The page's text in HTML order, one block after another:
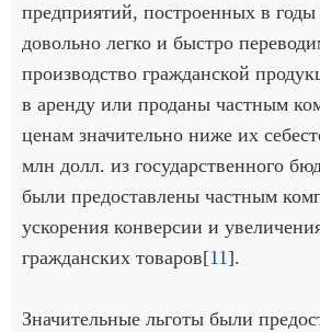
предприятий, построенных в
довольно легко и быстро
производство гражданской
в аренду или проданы частным
ценам значительно ниже их
млн долл. из государственного
были предоставлены частным
ускорения конверсии и
гражданских товаров[11].
Значительные льготы были